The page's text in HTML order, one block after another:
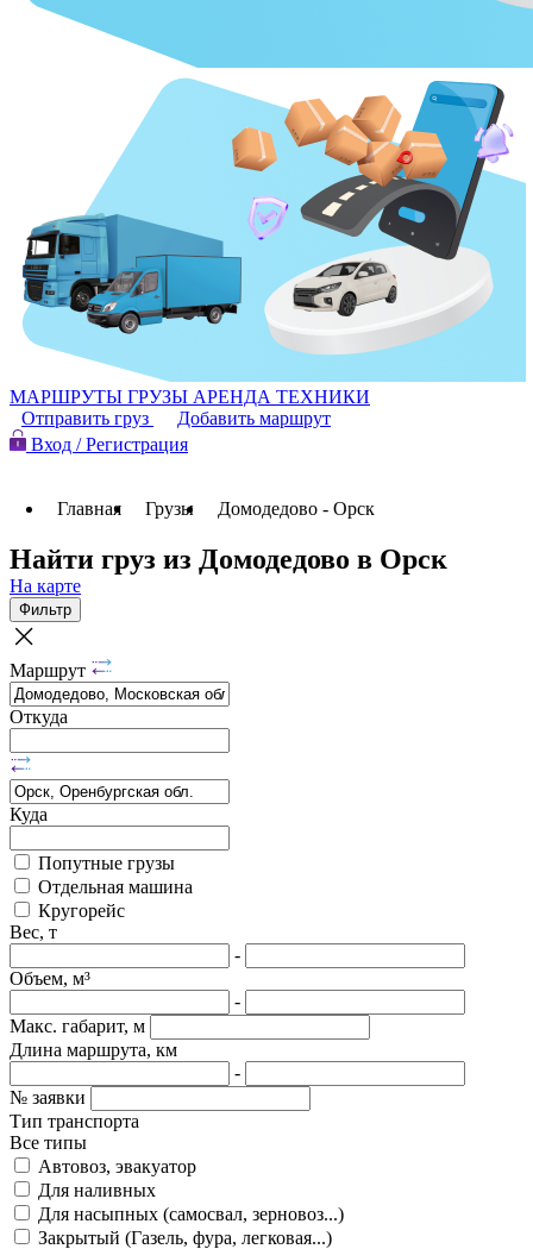
МАРШРУТЫ ГРУЗЫ АРЕНДА ТЕХНИКИ
Отправить груз
Добавить маршрут
Вход / Регистрация
Главная Грузы Домодедово - Орск
Найти груз из Домодедово в Орск
На карте
Фильтр
Маршрут
Откуда
Куда
Попутные грузы
Отдельная машина
Кругорейс
Вес, т
-
Объем, м³
-
Макс. габарит, м
Длина маршрута, км
-
№ заявки
Тип транспорта
Все типы
Автовоз, эвакуатор
Для наливных
Для насыпных (самосвал, зерновоз...)
Закрытый (Газель, фура, легковая...)